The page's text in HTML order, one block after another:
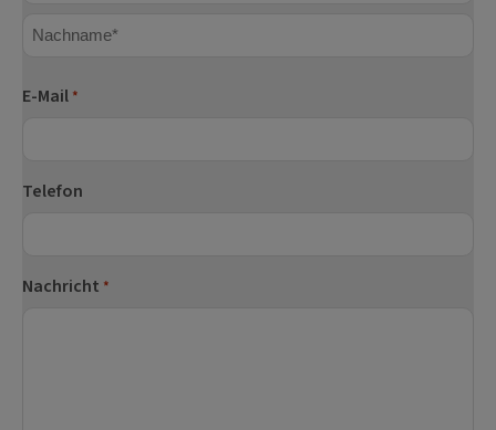
E-Mail *
Telefon
Nachricht *